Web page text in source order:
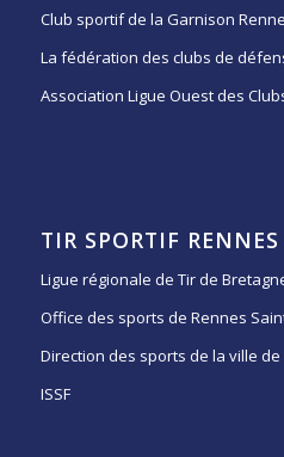
Club sportif de la Garnison
La fédération des clubs de
Association Ligue Ouest des
TIR SPORTIF RENNES
Ligue régionale de Tir de
Office des sports de Rennes
Direction des sports de la ville de
ISSF